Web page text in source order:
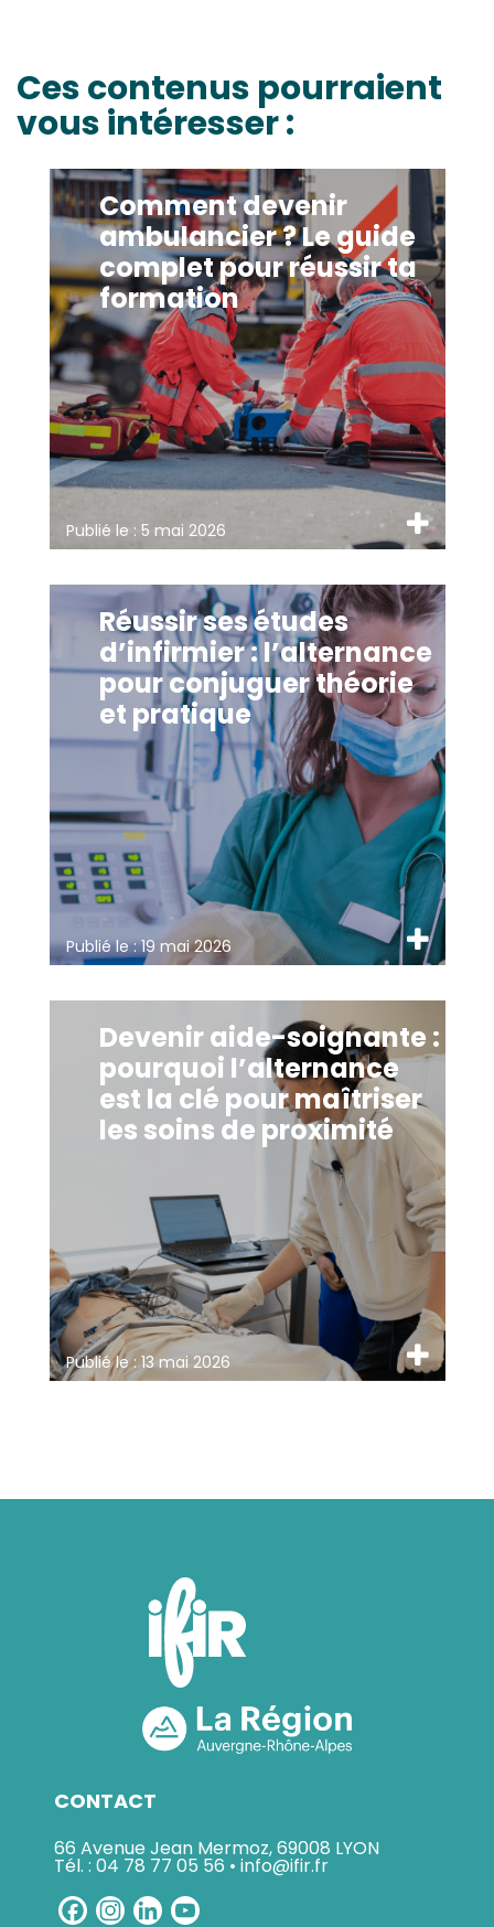
Ces contenus pourraient
vous intéresser :
Comment devenir
ambulancier ? Le guide
complet pour réussir ta
formation
Publié le : 5 mai 2026
Réussir ses études
d’infirmier : l’alternance
pour conjuguer théorie
et pratique
Publié le :19 mai 2026
Devenir aide-soignante :
pourquoi l’alternance
est la clé pour maîtriser
les soins de proximité
Publié le :13 mai 2026
CONTACT
66 Avenue Jean Mermoz, 69008 LYON
Tél. : 04 78 77 05 56 • info@ifir.fr
Facebook
Instagram
LinkedIn